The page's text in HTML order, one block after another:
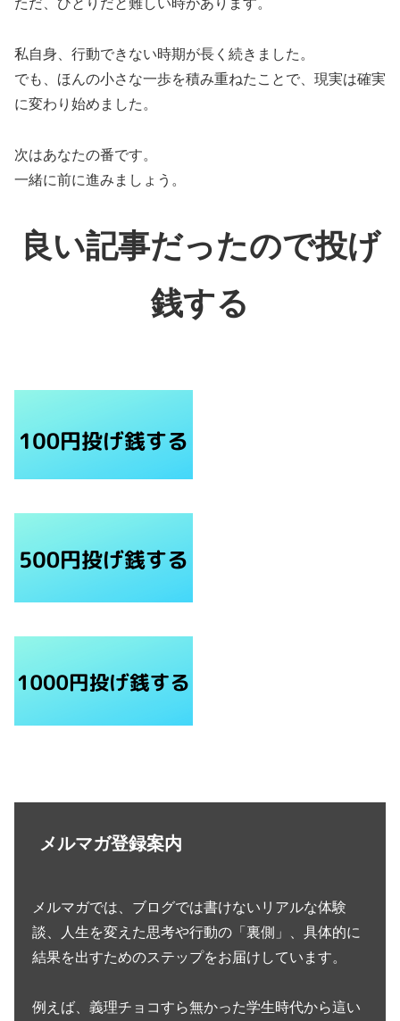
ただ、ひとりだと難しい時があります。
私自身、行動できない時期が長く続きました。
でも、ほんの小さな一歩を積み重ねたことで、現実は確実
に変わり始めました。
次はあなたの番です。
一緒に前に進みましょう。
良い記事だったので投げ
銭する
メルマガ登録案内
メルマガでは、ブログでは書けないリアルな体験
談、人生を変えた思考や行動の「裏側」、具体的に
結果を出すためのステップをお届けしています。
例えば、義理チョコすら無かった学生時代から這い